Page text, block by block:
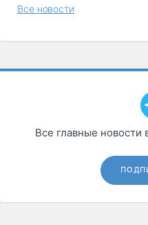
Все новости
Все главные новости